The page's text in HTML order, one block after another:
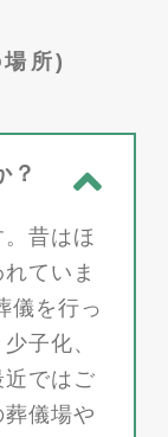
所)
？
昔はほ
ていま
儀を行っ
子化、
ではご
儀場や